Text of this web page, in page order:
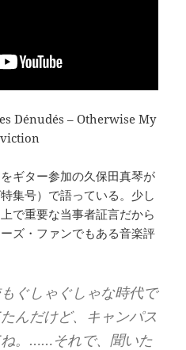
Dénudés – Otherwise My
ギター参加の久保田真琴が
集号）で語っている。少し
で重要な当事者証言だから
ズ・ファンでもある音楽評
ぐしゃぐしゃな時代で
んだけど、キャンパス
。……それで、聞いた